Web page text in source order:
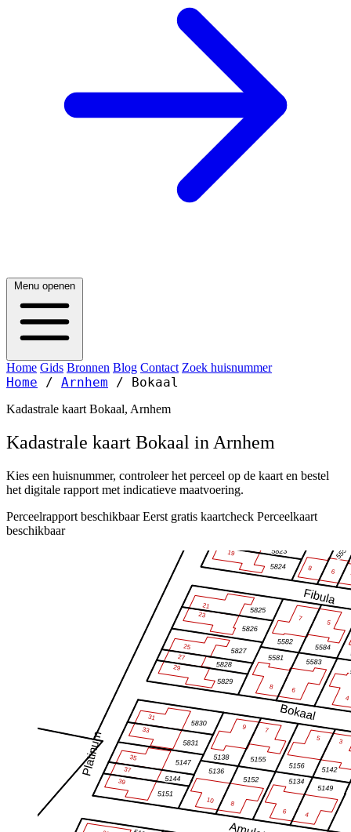
Menu openen
Home Gids Bronnen Blog Contact Zoek huisnummer
Home / Arnhem / Bokaal
Kadastrale kaart Bokaal, Arnhem
Kadastrale kaart Bokaal in Arnhem
Kies een huisnummer, controleer het perceel op de kaart en bestel
het digitale rapport met indicatieve maatvoering.
Perceelrapport beschikbaar Eerst gratis kaartcheck Perceelkaart
beschikbaar